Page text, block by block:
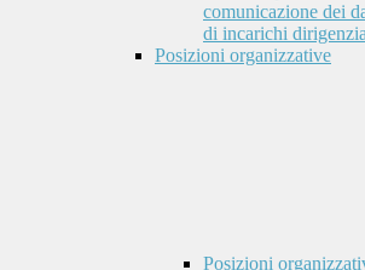
comunicazione dei
di incarichi
Posizioni organizzative
Posizioni